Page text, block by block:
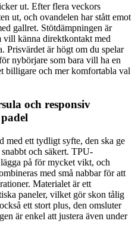
ut. Efter flera veckors
ut, och ovandelen har stått emot
gallret. Stötdämpningen är
vill känna direktkontakt med
Prisvärdet är högt om du spelar
nybörjare som bara vill ha en
billigare och mer komfortabla val
och responsiv
ett tydligt syfte, den ska ge
och säkert. TPU-
på för mycket vikt, och
med små nabbar för att
Materialet är ett
paneler, vilket gör skon tålig
ett stort plus, den omsluter
är enkel att justera även under